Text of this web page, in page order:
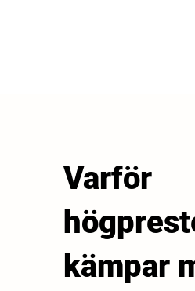
Varför
kämpar